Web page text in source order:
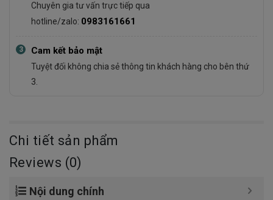
Chuyên gia tư vấn trực tiếp qua
hotline/zalo: 0983161661
3 Cam kết bảo mật
Tuyệt đối không chia sẻ thông tin khách hàng cho bên thứ
3.
Chi tiết sản phẩm
Reviews (0)
Nội dung chính